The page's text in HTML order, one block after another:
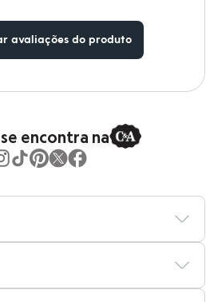
avaliações do produto
encontra na
CasacosModa PraiaModa Íntima
CalçasModa ÍntimaJaquetas e Casacos